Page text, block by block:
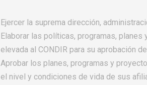
Ejercer la suprema dirección,
Elaborar las políticas, programas,
elevada al CONDIR para su aprobación
Aprobar los planes, programas y
el nivel y condiciones de vida de sus